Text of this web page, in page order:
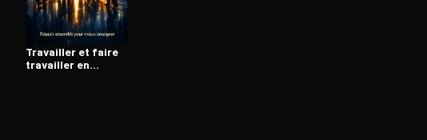
Ouvre l'app Appareil photo, pointe sur le code. C'est gratuit à l'essai.
Travailler et faire
travailler en